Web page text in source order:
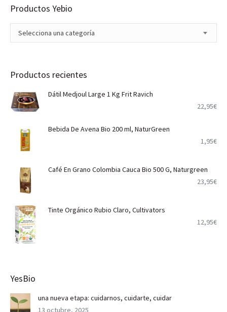
Productos Yebio
Selecciona una categoría
Productos recientes
Dátil Medjoul Large 1 Kg Frit Ravich
22,95€
Bebida De Avena Bio 200 ml, NaturGreen
1,95€
Café En Grano Colombia Cauca Bio 500 G, Naturgreen
23,95€
Tinte Orgánico Rubio Claro, Cultivators
12,95€
YesBio
una nueva etapa: cuidarnos, cuidarte, cuidar
13 octubre, 2025